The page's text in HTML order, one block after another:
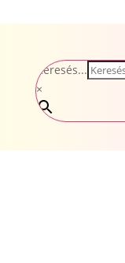
Keresés...
×